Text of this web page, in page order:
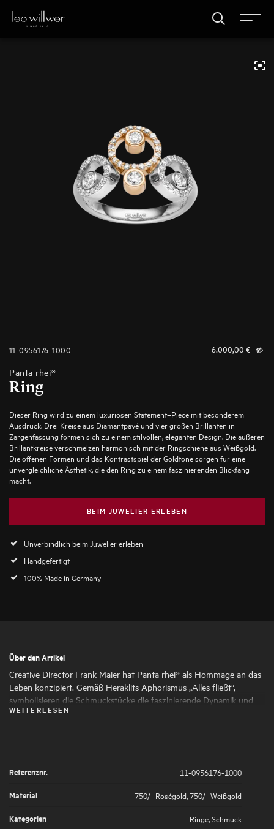
11-0956176-1000 6.000,00 €
Panta rhei®
Ring
Dieser Ring wird zu einem luxuriösen Statement–Piece mit besonderem
Ausdruck. Drei Kreise aus Diamantpavé und vier großen Brillanten in
Zargenfassung formen sich zu einem stilvollen, eleganten Design. Die äußeren
Brillantkreise verschmelzen harmonisch mit der Ringschiene aus Weißgold.
Die offenen Formen und das Kontrastspiel der Goldtöne sorgen für eine
unvergleichliche Ästhetik, die den Ring zu einem faszinierenden Blickfang
macht.
BEIM JUWELIER ERLEBEN
Unverbindlich beim Juwelier erleben
Handgefertigt
100% Made in Germany
Über den Artikel
Creative Director Frank Maier hat Panta rhei® als Hommage an das
Leben konzipiert. Gemäß Heraklits Aphorismus „Alles fließt“,
symbolisieren die Schmuckstücke die faszinierende Dynamik und
den ständigen Wandel des Lebens. Runde und ovale Formen
des Lebens, die es wert sind, von uns gefeiert zu werden.
WEITERLESEN
Referenznr.
11-0956176-1000
Material
750/- Roségold 750/- Weißgold
Kategorien
Ringe Schmuck